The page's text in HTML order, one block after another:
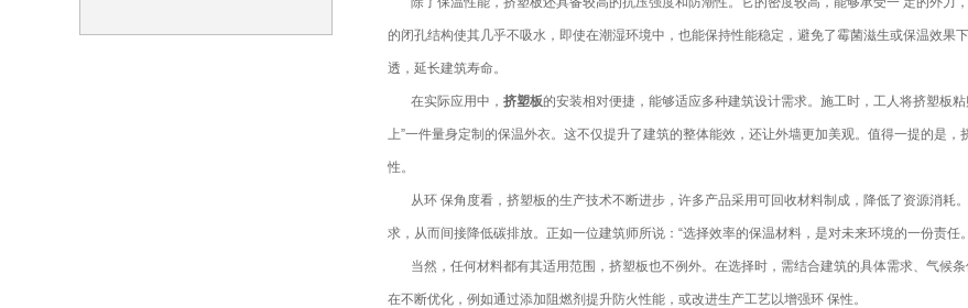
的闭孔结构使其几乎不吸水，即使在潮湿环境中，也能保持性能稳定，避免了霉菌滋生或保温效
透，延长建筑寿命。
在实际应用中， 挤塑板的安装相对便捷，能够适应多种建筑设计需求。施工时，工人将挤塑板
上”一件量身定制的保温外衣。这不仅提升了建筑的整体能效，还让外墙更加美观。值得一提的是
性。
从环 保角度看，挤塑板的生产技术不断进步，许多产品采用可回收材料制成，降低了资源消
求，从而间接降低碳排放。正如一位建筑师所说：“选择效率的保温材料，是对未来环境的一份责任
当然，任何材料都有其适用范围，挤塑板也不例外。在选择时，需结合建筑的具体需求、气候
在不断优化，例如通过添加阻燃剂提升防火性能，或改进生产工艺以增强环 保性。